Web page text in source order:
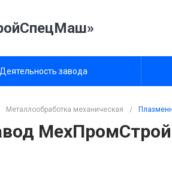
Деятельность завода
Металлообработка механическая /